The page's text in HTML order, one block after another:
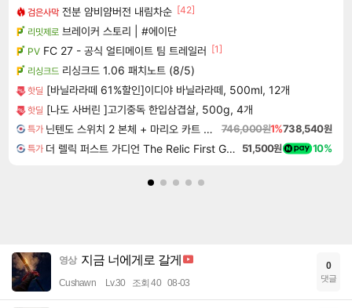
검은사막 전분 얌비얌버전 내림차순 [42]
리밋제로 브레이커 스토리 | #에이단
PV FC 27 - 공식 얼티메이트 팀 트레일러 [1]
리싱크드 리싱크드 1.06 패치노트 (8/5)
핫딜 [바닐라라떼 61%할인]이디야 바닐라라떼, 500ml, 12개
핫딜 [나도 사버린 ]고기중독 한입삼겹살, 500g, 4개
특가 닌텐도 스위치 2 본체 + 마리오 카트 월드 746,000원1%738,540원
특가 더 렐릭 퍼스트 가디언 The Relic First Guardian 51,500원 10%
영상 지금 너에게로 갈게
Cushawn Lv.30 조회 40 08-03
0
댓글